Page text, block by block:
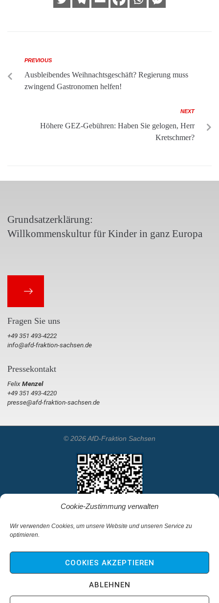
Cookie-Zustimmung verwalten
Wir verwenden Cookies, um unsere Website und unseren Service zu
optimieren.
COOKIES AKZEPTIEREN
ABLEHNEN
PREVIOUS
Ausbleibendes Weihnachtsgeschäft? Regierung muss
zwingend Gastronomen helfen!
NEXT
Höhere GEZ-Gebühren: Haben Sie gelogen, Herr
Kretschmer?
Grundsatzerklärung:
Willkommenskultur für Kinder in ganz Europa
Fragen Sie uns
+49 351 493-4222
info@afd-fraktion-sachsen.de
Pressekontakt
FelixMenzel
+49 351 493-4220
presse@afd-fraktion-sachsen.de
© 2026 AfD-Fraktion Sachsen
Startseite
Kontakt
Impressum & Haftungsausschluss
Datenschutz